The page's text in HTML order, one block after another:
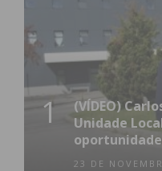
1
(VÍDEO)
Unidade
oportunidade
23 DE